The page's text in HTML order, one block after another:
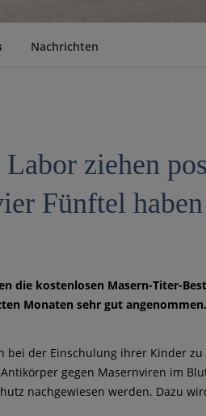
Nachrichten
ziehen
Fünftel
die kostenlosen Masern-Titer-
Monaten sehr gut
bei der Einschulung ihrer Kinder
gegen Masernviren im
nachgewiesen werden. Dazu